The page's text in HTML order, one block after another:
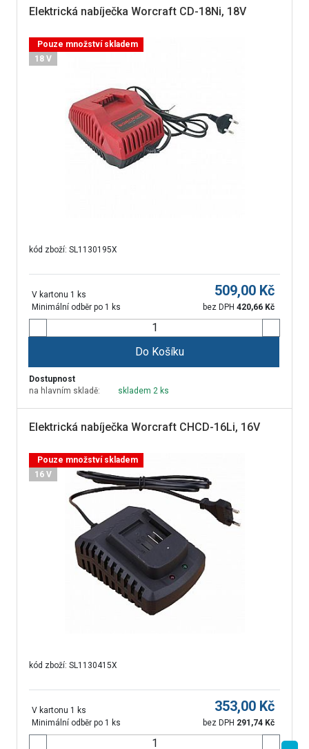
Elektrická nabíječka Worcraft CD-18Ni, 18V
Pouze množství skladem
18 V
kód zboží: SL1130195X
V kartonu 1 ks
Minimální odběr po 1 ks
509,00 Kč
bez DPH 420,66 Kč
Do Košíku
Dostupnost
na hlavním skladě:
skladem 2 ks
Elektrická nabíječka Worcraft CHCD-16Li, 16V
Pouze množství skladem
16 V
kód zboží: SL1130415X
V kartonu 1 ks
Minimální odběr po 1 ks
353,00 Kč
bez DPH 291,74 Kč